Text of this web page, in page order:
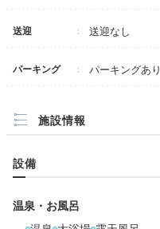
送迎 送迎なし
パーキング パーキングあり
施設情報
設備
温泉・お風呂